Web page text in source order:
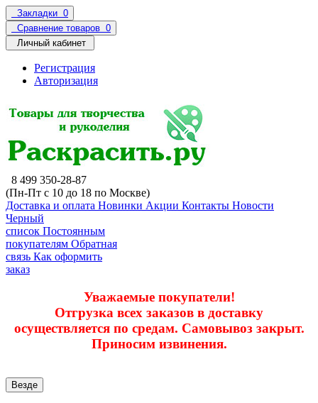
Закладки 0
Сравнение товаров 0
Личный кабинет
Регистрация
Авторизация
8 499 350-28-87
(Пн-Пт с 10 до 18 по Москве)
Доставка и оплата Новинки Акции Контакты Новости
Черный
список Постоянным
покупателям Обратная
связь Как оформить
заказ
Уважаемые покупатели!
Отгрузка всех заказов в доставку
осуществляется по средам. Самовывоз закрыт.
Приносим извинения.
Везде